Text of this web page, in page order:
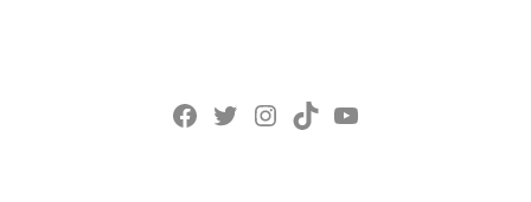
Facebook
Twitter
Instagram
TikTokYouTube